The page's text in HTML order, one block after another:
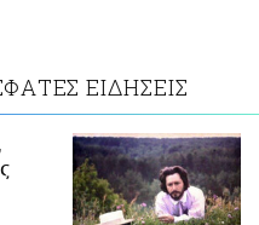
ΕΙΔΗΣΕΙΣ